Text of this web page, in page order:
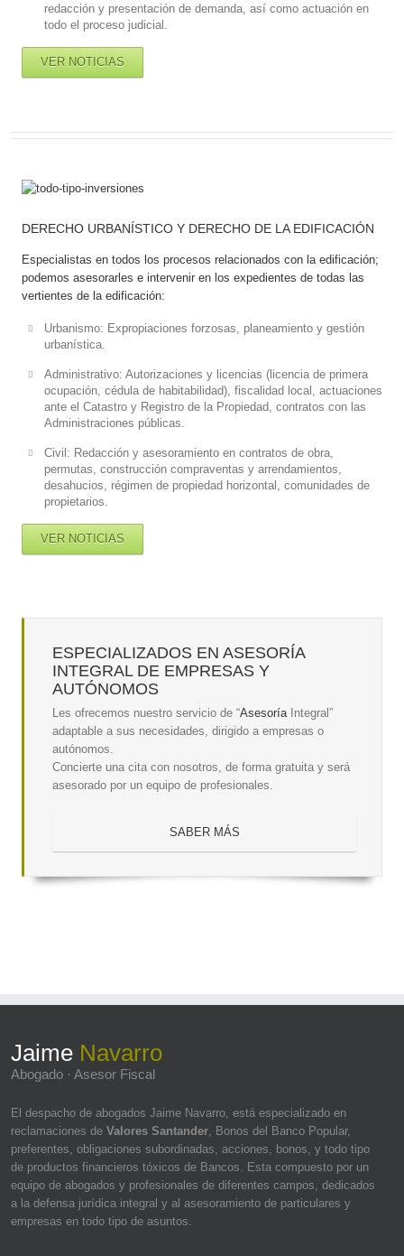
redacción y presentación de demanda, así como actuación en
todo el proceso judicial.
VER NOTICIAS
DERECHO URBANÍSTICO Y DERECHO DE LA EDIFICACIÓN
Especialistas en todos los procesos relacionados con la edificación;
podemos asesorarles e intervenir en los expedientes de todas las
vertientes de la edificación:
Urbanismo: Expropiaciones forzosas, planeamiento y gestión
urbanística.
Administrativo: Autorizaciones y licencias (licencia de primera
ocupación, cédula de habitabilidad), fiscalidad local, actuaciones
ante el Catastro y Registro de la Propiedad, contratos con las
Administraciones públicas.
Civil: Redacción y asesoramiento en contratos de obra,
permutas, construcción compraventas y arrendamientos,
desahucios, régimen de propiedad horizontal, comunidades de
propietarios.
VER NOTICIAS
ESPECIALIZADOS EN ASESORÍA
INTEGRAL DE EMPRESAS Y
AUTÓNOMOS
Les ofrecemos nuestro servicio de “AsesoríaIntegral”
adaptable a sus necesidades, dirigido a empresas o
autónomos.
Concierte una cita con nosotros, de forma gratuita y será
asesorado por un equipo de profesionales.
SABER MÁS
Jaime Navarro
Abogado · Asesor Fiscal
El despacho de abogados Jaime Navarro, está especializado en
reclamaciones de Valores Santander, Bonos del Banco Popular,
preferentes, obligaciones subordinadas, acciones, bonos, y todo tipo
de productos financieros tóxicos de Bancos. Esta compuesto por un
equipo de abogados y profesionales de diferentes campos, dedicados
a la defensa jurídica integral y al asesoramiento de particulares y
empresas en todo tipo de asuntos.